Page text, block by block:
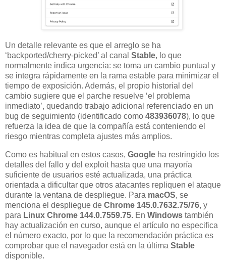
Un detalle relevante es que el arreglo se ha
‘backported/cherry-picked’ al canal Stable, lo que
normalmente indica urgencia: se toma un cambio puntual y
se integra rápidamente en la rama estable para minimizar el
tiempo de exposición. Además, el propio historial del
cambio sugiere que el parche resuelve ‘el problema
inmediato’, quedando trabajo adicional referenciado en un
bug de seguimiento (identificado como 483936078), lo que
refuerza la idea de que la compañía está conteniendo el
riesgo mientras completa ajustes más amplios.
Como es habitual en estos casos, Google ha restringido los
detalles del fallo y del exploit hasta que una mayoría
suficiente de usuarios esté actualizada, una práctica
orientada a dificultar que otros atacantes repliquen el ataque
durante la ventana de despliegue. Para macOS, se
menciona el despliegue de Chrome 145.0.7632.75/76, y
para Linux Chrome 144.0.7559.75. En Windows también
hay actualización en curso, aunque el artículo no especifica
el número exacto, por lo que la recomendación práctica es
comprobar que el navegador está en la última Stable
disponible.